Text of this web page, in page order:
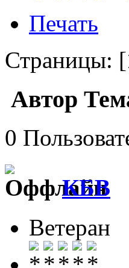
Печать
Страницы: [
Автор
0
КБВ
Ветеран